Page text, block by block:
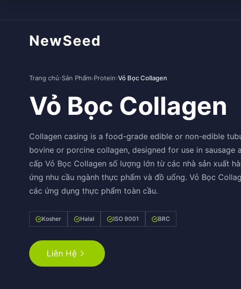
NewSeed
Trang chủ›Sản Phẩm›Protein›Vỏ Bọc Collagen
Vỏ Bọc Collagen
Collagen casing is a food-grade edible or non-edible
bovine or porcine collagen, designed for use in
cấp Vỏ Bọc Collagen số lượng lớn từ các nhà sản xuất
ứng nhu cầu ngành thực phẩm và đồ uống. Vỏ Bọc
các ứng dụng thực phẩm toàn cầu.
Kosher Halal ISO 9001 BRC
Liên Hệ